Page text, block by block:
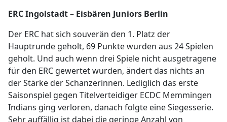
ERC Ingolstadt – Eisbären Juniors Berlin
Der ERC hat sich souverän den 1. Platz der
Hauptrunde geholt, 69 Punkte wurden aus 24 Spielen
geholt. Und auch wenn drei Spiele nicht ausgetragene
für den ERC gewertet wurden, ändert das nichts an
der Stärke der Schanzerinnen. Lediglich das erste
Saisonspiel gegen Titelverteidiger ECDC Memmingen
Indians ging verloren, danach folgte eine Siegesserie.
Sehr auffällig ist dabei die geringe Anzahl von